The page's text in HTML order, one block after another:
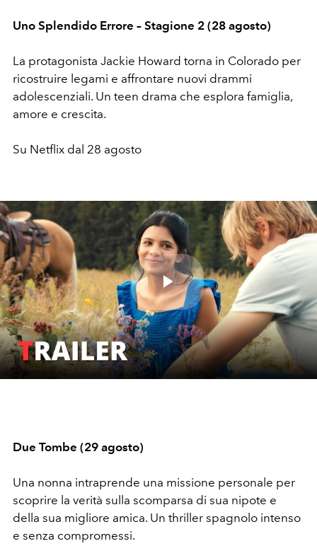
Uno Splendido Errore – Stagione 2 (28 agosto)
La protagonista Jackie Howard torna in Colorado per
ricostruire legami e affrontare nuovi drammi
adolescenziali. Un teen drama che esplora famiglia,
amore e crescita.
Su Netflix dal 28 agosto
Play
Video
Due Tombe (29 agosto)
Una nonna intraprende una missione personale per
scoprire la verità sulla scomparsa di sua nipote e
della sua migliore amica. Un thriller spagnolo intenso
e senza compromessi.